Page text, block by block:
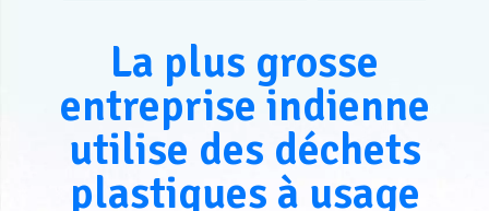
La plus grosse
entreprise indienne
utilise des déchets
plastiques à usage